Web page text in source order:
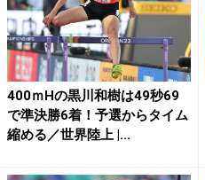
400ｍHの黒川和樹は49秒69
で準決勝6着！予選からタイム
縮める／世界陸上 |...